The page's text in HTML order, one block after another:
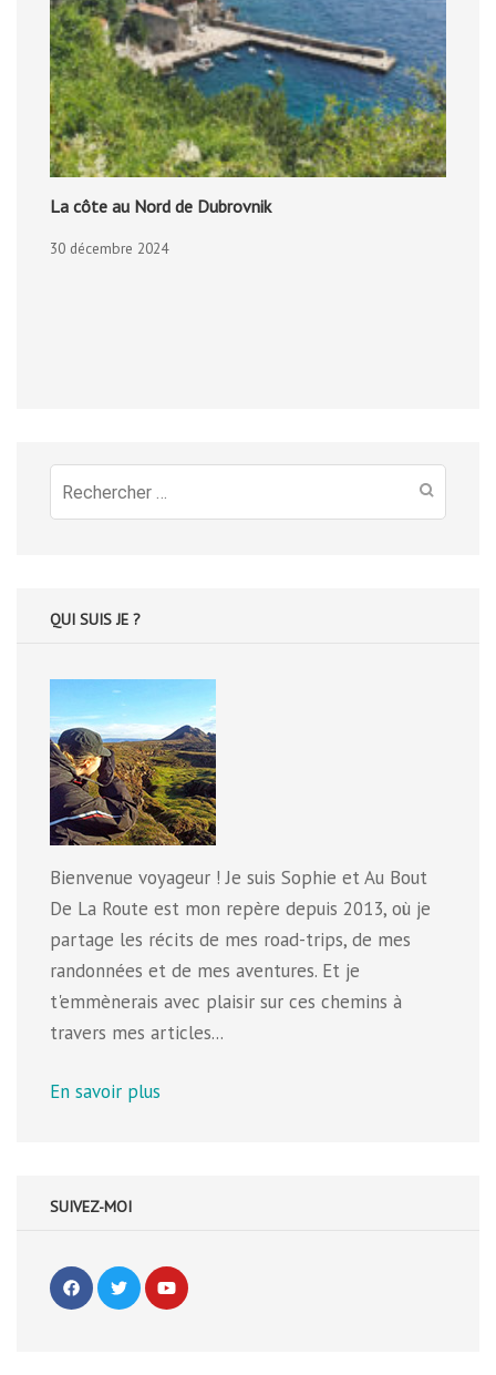
La côte au Nord de Dubrovnik
30 décembre 2024
Recherche
pour
QUI SUIS JE ?
Bienvenue voyageur ! Je suis Sophie et Au Bout
De La Route est mon repère depuis 2013, où je
partage les récits de mes road-trips, de mes
randonnées et de mes aventures. Et je
t'emmènerais avec plaisir sur ces chemins à
travers mes articles...
En savoir plus
SUIVEZ-MOI